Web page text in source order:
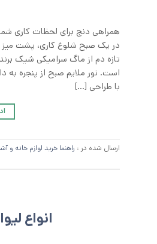
همراهی دنج برای لحظات کاری
در یک صبح شلوغ کاری، پشت میز
تازه ‌دم از ماگ سرامیکی شیک
است. نور ملایم صبح از پنجره
با طراحی […]
ارسال شده در : راهنما خرید لوازم خانه و
انواع